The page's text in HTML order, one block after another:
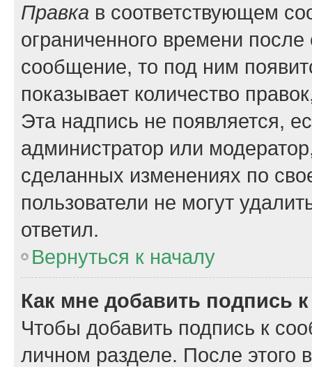
Правка в соответствующем
ограниченного времени
сообщение, то под ним
показывает количество
Эта надпись не появляется,
администратор или
сделанных изменениях по
пользователи не могут
ответил.
Вернуться к началу
Как мне добавить подпись
Чтобы добавить подпись к
личном разделе. После этого